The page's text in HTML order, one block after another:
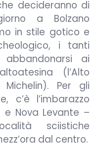
decideranno di
a Bolzano
in stile gotico e
i tanti
ai
(l’Alto
Per gli
c’è l’imbarazzo
Nova Levante –
sciistiche
dal centro.